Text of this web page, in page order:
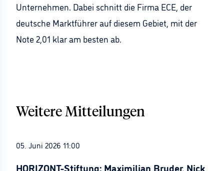
Unternehmen. Dabei schnitt die Firma ECE, der
deutsche Marktführer auf diesem Gebiet, mit der
Note 2,01 klar am besten ab.
Weitere Mitteilungen
05. Juni 2026 11:00
HORIZONT-Stiftung: Maximilian Bruder, Nick